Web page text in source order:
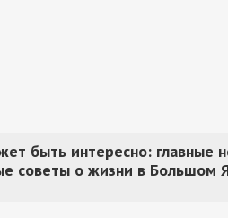
быть интересно: главные
советы о жизни в Большом